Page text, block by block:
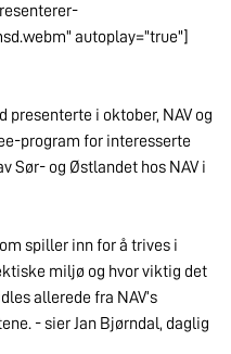
autoplay="true"]
presenterte i oktober, NAV og
program for interesserte
Sør- og Østlandet hos NAV i
spiller inn for å trives i
miljø og hvor viktig det
allerede fra NAV’s
- sier Jan Bjørndal, daglig